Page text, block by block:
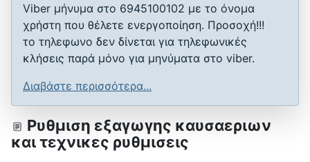
Viber μήνυμα στο 6945100102 με το όνομα
χρήστη που θέλετε ενεργοποίηση. Προσοχή!!!
το τηλεφωνο δεν δίνεται για τηλεφωνικές
κλήσεις παρά μόνο για μηνύματα στο viber.
Διαβάστε περισσότερα...
Ρυθμιση εξαγωγης καυσαεριων
και τεχνικες ρυθμισεις